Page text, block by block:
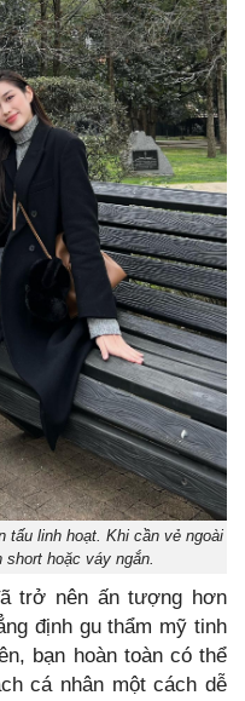
tấu linh hoạt. Khi cần vẻ ngoài
short hoặc váy ngắn.
trở nên ấn tượng hơn
định gu thẩm mỹ tinh
bạn hoàn toàn có thể
cá nhân một cách dễ